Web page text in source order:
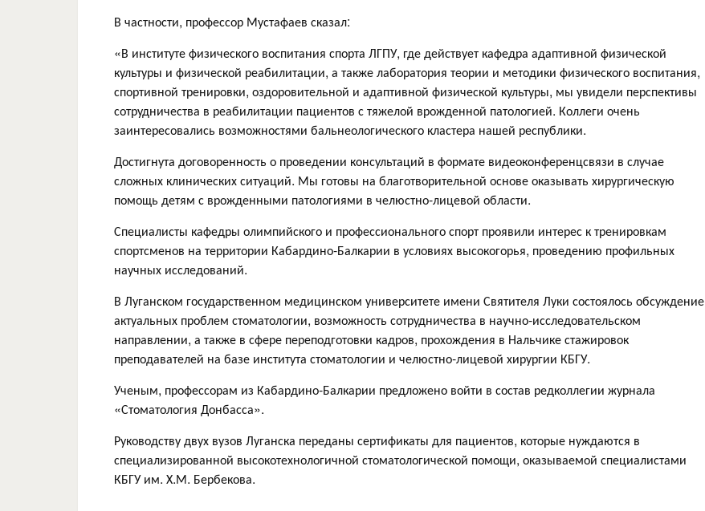
В частности, профессор Мустафаев сказал:
«В институте физического воспитания спорта ЛГПУ, где действует кафедра адаптивной физической
культуры и физической реабилитации, а также лаборатория теории и методики физического воспитания,
спортивной тренировки, оздоровительной и адаптивной физической культуры, мы увидели перспективы
сотрудничества в реабилитации пациентов с тяжелой врожденной патологией. Коллеги очень
заинтересовались возможностями бальнеологического кластера нашей республики.
Достигнута договоренность о проведении консультаций в формате видеоконференцсвязи в случае
сложных клинических ситуаций. Мы готовы на благотворительной основе оказывать хирургическую
помощь детям с врожденными патологиями в челюстно-лицевой области.
Специалисты кафедры олимпийского и профессионального спорт проявили интерес к тренировкам
спортсменов на территории Кабардино-Балкарии в условиях высокогорья, проведению профильных
научных исследований.
В Луганском государственном медицинском университете имени Святителя Луки состоялось обсуждение
актуальных проблем стоматологии, возможность сотрудничества в научно-исследовательском
направлении, а также в сфере переподготовки кадров, прохождения в Нальчике стажировок
преподавателей на базе института стоматологии и челюстно-лицевой хирургии КБГУ.
Ученым, профессорам из Кабардино-Балкарии предложено войти в состав редколлегии журнала
«Стоматология Донбасса».
Руководству двух вузов Луганска переданы сертификаты для пациентов, которые нуждаются в
специализированной высокотехнологичной стоматологической помощи, оказываемой специалистами
КБГУ им. Х.М. Бербекова.